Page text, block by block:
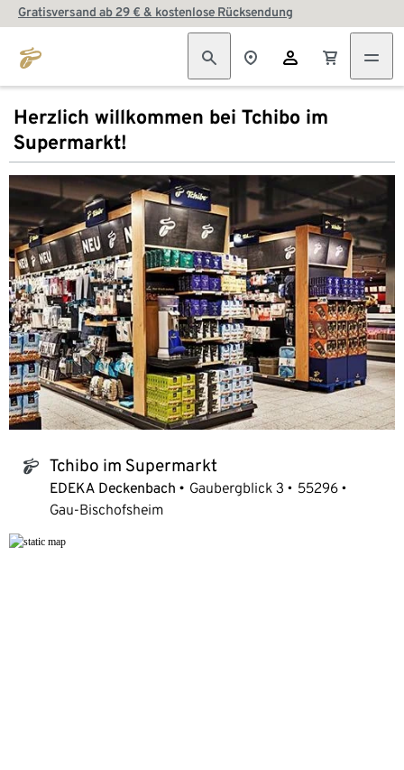
Gratisversand ab 29 € & kostenlose Rücksendung
Herzlich willkommen bei Tchibo im
Supermarkt!
tchibo_logo Tchibo im Supermarkt
EDEKA Deckenbach Gaubergblick 3
55296
Gau-Bischofsheim